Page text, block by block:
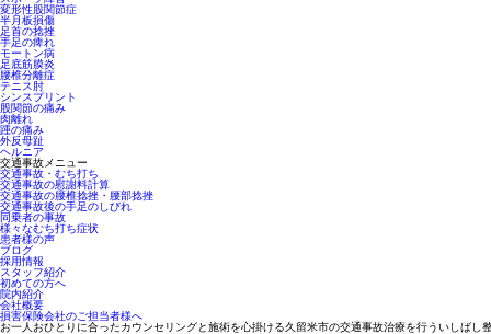
変形性股関節症
半月板損傷
足首の捻挫
手足の痺れ
モートン病
足底筋膜炎
腰椎分離症
テニス肘
シンスプリント
股関節の痛み
肉離れ
踵の痛み
外反母趾
ヘルニア
交通事故メニュー
交通事故・むち打ち
交通事故の慰謝料計算
交通事故の腰椎捻挫・腰部捻挫
交通事故後の手足のしびれ
同乗者の事故
様々なむち打ち症状
患者様の声
ブログ
採用情報
スタッフ紹介
初めての方へ
院内紹介
会社概要
損害保険会社のご担当者様へ
お一人おひとりに合ったカウンセリングと施術を心掛ける久留米市の交通事故治療を行ういしばし